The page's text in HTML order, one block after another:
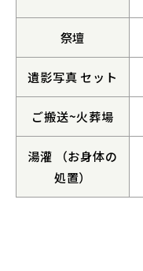
祭壇
遺影写真 セット
ご搬送~火葬場
湯灌 （お身体の
処置）